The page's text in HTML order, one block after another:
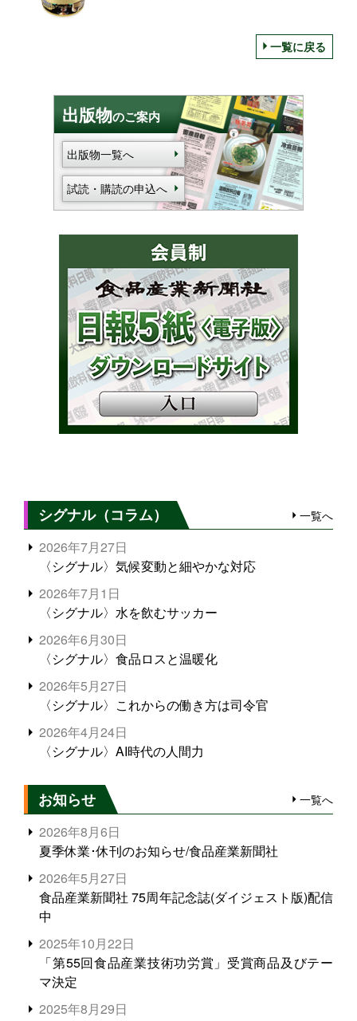
一覧に戻る
出版物のご案内
出版物一覧へ
試読・購読の申込へ
シグナル（コラム） 一覧へ
2026年7月27日
〈シグナル〉気候変動と細やかな対応
2026年7月1日
〈シグナル〉水を飲むサッカー
2026年6月30日
〈シグナル〉食品ロスと温暖化
2026年5月27日
〈シグナル〉これからの働き方は司令官
2026年4月24日
〈シグナル〉AI時代の人間力
お知らせ 一覧へ
2026年8月6日
夏季休業･休刊のお知らせ/食品産業新聞社
2026年5月27日
食品産業新聞社 75周年記念誌(ダイジェスト版)配信
中
2025年10月22日
「第55回食品産業技術功労賞」受賞商品及びテー
マ決定
2025年8月29日